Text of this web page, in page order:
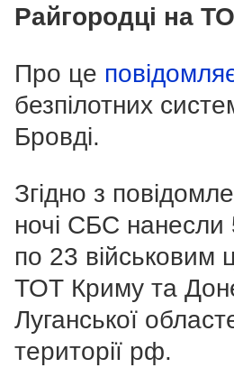
Райгородці на
Про це
безпілотних
Бровді.
Згідно з
ночі СБС нанесли
по 23 військовим
ТОТ Криму та
Луганської
території рф.